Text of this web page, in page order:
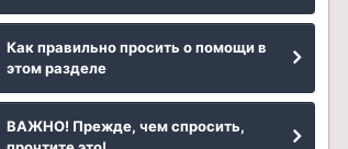
Как правильно просить о помощи в
этом разделе
ВАЖНО! Прежде, чем спросить,